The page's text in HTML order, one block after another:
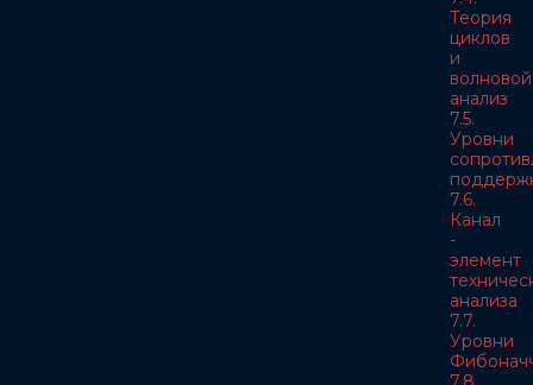
Теория
циклов
и
волновой
анализ
7.5.
Уровни
7.6.
Канал
-
элемент
анализа
7.7.
Уровни